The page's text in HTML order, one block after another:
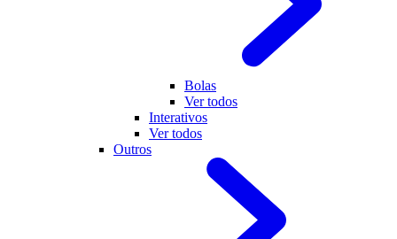
Bolas
Ver todos
Interativos
Ver todos
Outros